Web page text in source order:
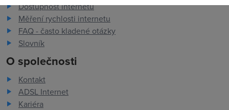
Dostupnost internetu
Měření rychlosti internetu
FAQ - často kladené otázky
Slovník
O společnosti
Kontakt
ADSL Internet
Kariéra